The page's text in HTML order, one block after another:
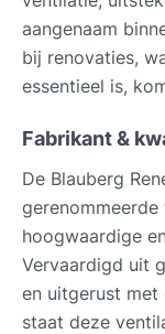
aangenaam
bij renovaties,
essentieel is,
Fabrikant &
De Blauberg
hoogwaardige
Vervaardigd uit
en uitgerust
staat deze